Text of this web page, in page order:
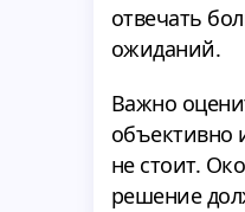
отвечать
ожиданий.
Важно
объективно
не стоит.
решение